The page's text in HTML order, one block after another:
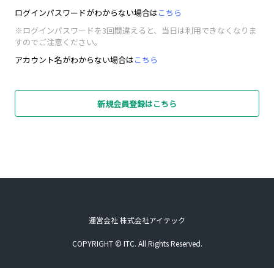
ログインパスワードがわからない場合はこちら
※ログインパスワードを3回間違えると、当日は利用できなくなりま
すのでご注意ください。
アカウント名がわからない場合はこちら
新規会員登録はこちら
運営会社 株式会社アイテック
COPYRIGHT © ITC. All Rights Reserved.